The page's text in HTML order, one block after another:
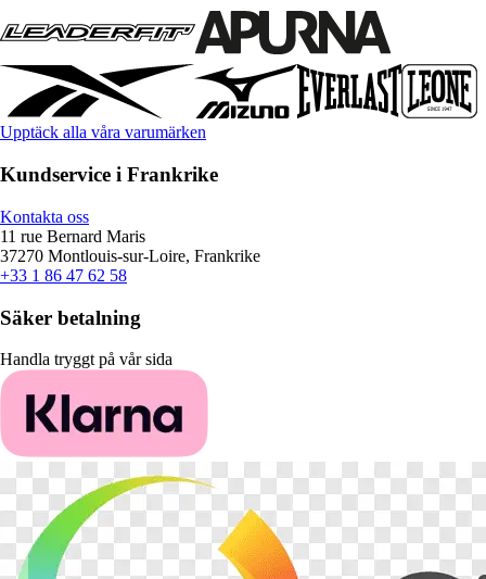
Upptäck alla våra varumärken
Kundservice i Frankrike
Kontakta oss
11 rue Bernard Maris
37270 Montlouis-sur-Loire, Frankrike
+33 1 86 47 62 58
Säker betalning
Handla tryggt på vår sida